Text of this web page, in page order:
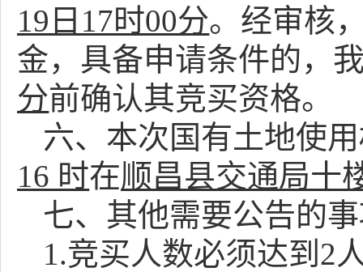
19日17时00分。经审核
金，具备申请条件的，
分前确认其竞买资格。
六、本次国有土地使
16 时在顺昌县交通局十
七、其他需要公告的
1.竞买人数必须达到2